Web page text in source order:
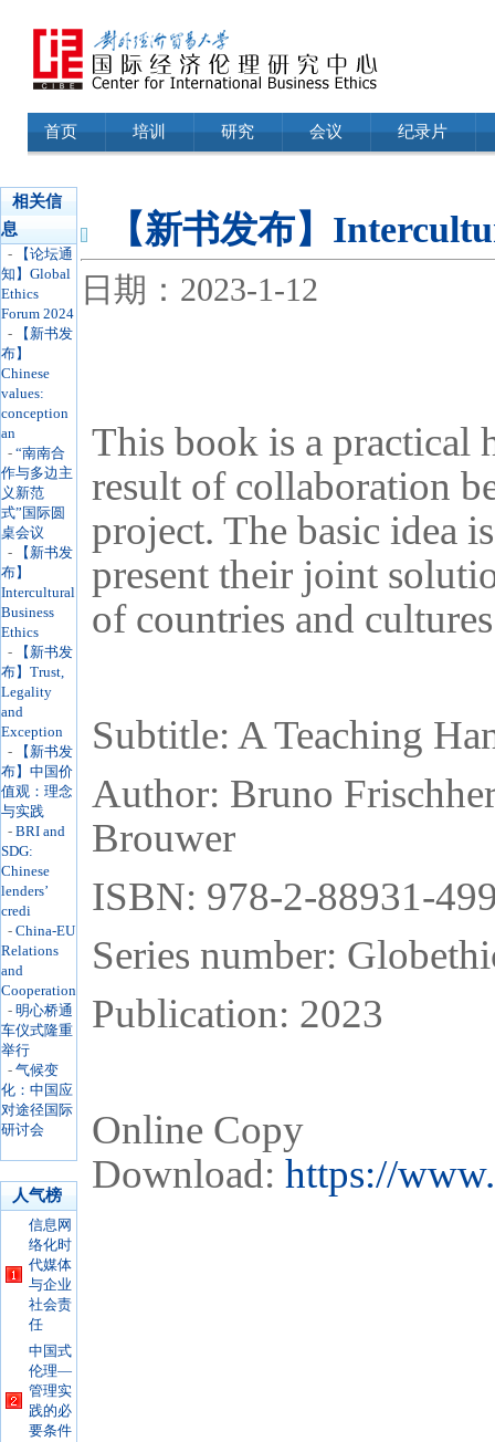
首页 培训 研究 会议 纪录片
相关信
息
-
【论坛通
知】Global
Ethics
Forum 2024
-
【新书发
布】
Chinese
values:
conception
an
- “南南合
作与多边主
义新范
式”国际圆
桌会议
-
【新书发
布】
Intercultural
Business
Ethics
-
【新书发
布】Trust,
Legality
and
Exception
-
【新书发
布】中国价
值观：理念
与实践
- BRI and
SDG:
Chinese
lenders’
credi
- China-EU
Relations
and
Cooperation
- 明心桥通
车仪式隆重
举行
- 气候变
化：中国应
对途径国际
研讨会
人气榜
信息网
络化时
代媒体
与企业
社会责
任
中国式
伦理—
管理实
践的必
要条件
【新书发布】
日期：2023-1-12
This book is a practical
result of collaboration
project. The basic idea
present their joint
of countries and
Subtitle: A Teaching
Author: Bruno
Brouwer
ISBN: 978-2-88931-
Series number:
Publication: 2023
Online Copy
Download: https://